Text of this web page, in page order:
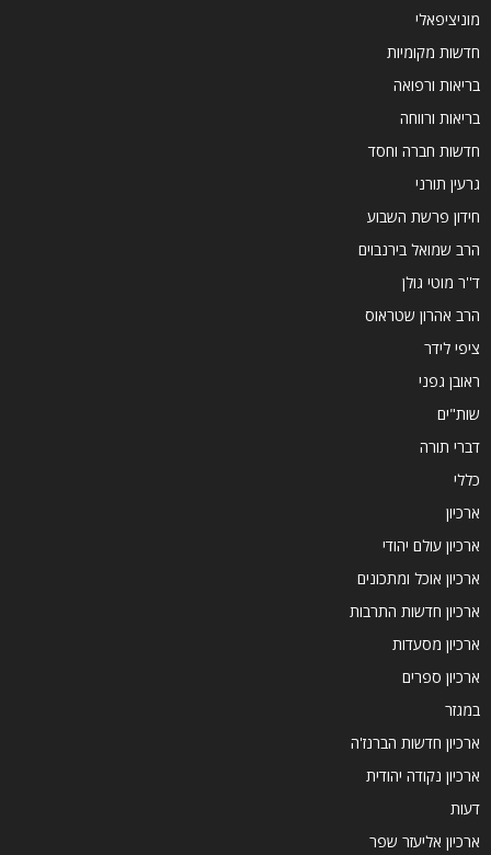
מוניציפאלי
חדשות מקומיות
בריאות ורפואה
בריאות ורווחה
חדשות חברה וחסד
גרעין תורני
חידון פרשת השבוע
הרב שמואל בירנבוים
ד''ר מוטי גולן
הרב אהרון שטראוס
ציפי לידר
ראובן גפני
שות"ים
דברי תורה
כללי
ארכיון
ארכיון עולם יהודי
ארכיון אוכל ומתכונים
ארכיון חדשות התרבות
ארכיון מסעדות
ארכיון ספרים
במגזר
ארכיון חדשות הברנז'ה
ארכיון נקודה יהודית
דעות
ארכיון אליעזר שפר